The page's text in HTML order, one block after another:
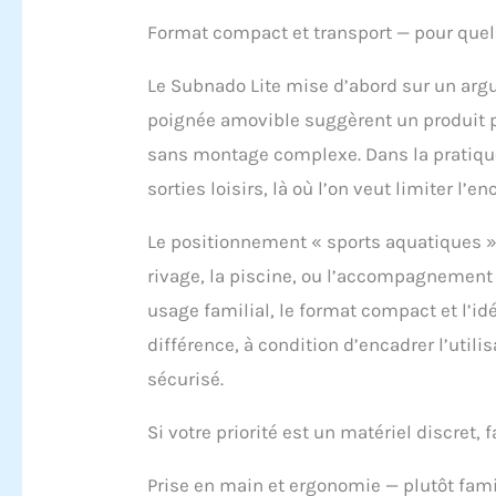
LITE
été
des
Format compact et transport — pour
Le Subnado Lite mise d’abord sur un
poignée amovible suggèrent un produit
sans montage complexe. Dans la
sorties loisirs, là où l’on veut limiter
Le positionnement « sports aquatiques
rivage, la piscine, ou
usage familial, le format compact et
différence, à condition d’encadrer
sécurisé.
Si votre priorité est un matériel discret,
Prise en main et ergonomie — plutôt